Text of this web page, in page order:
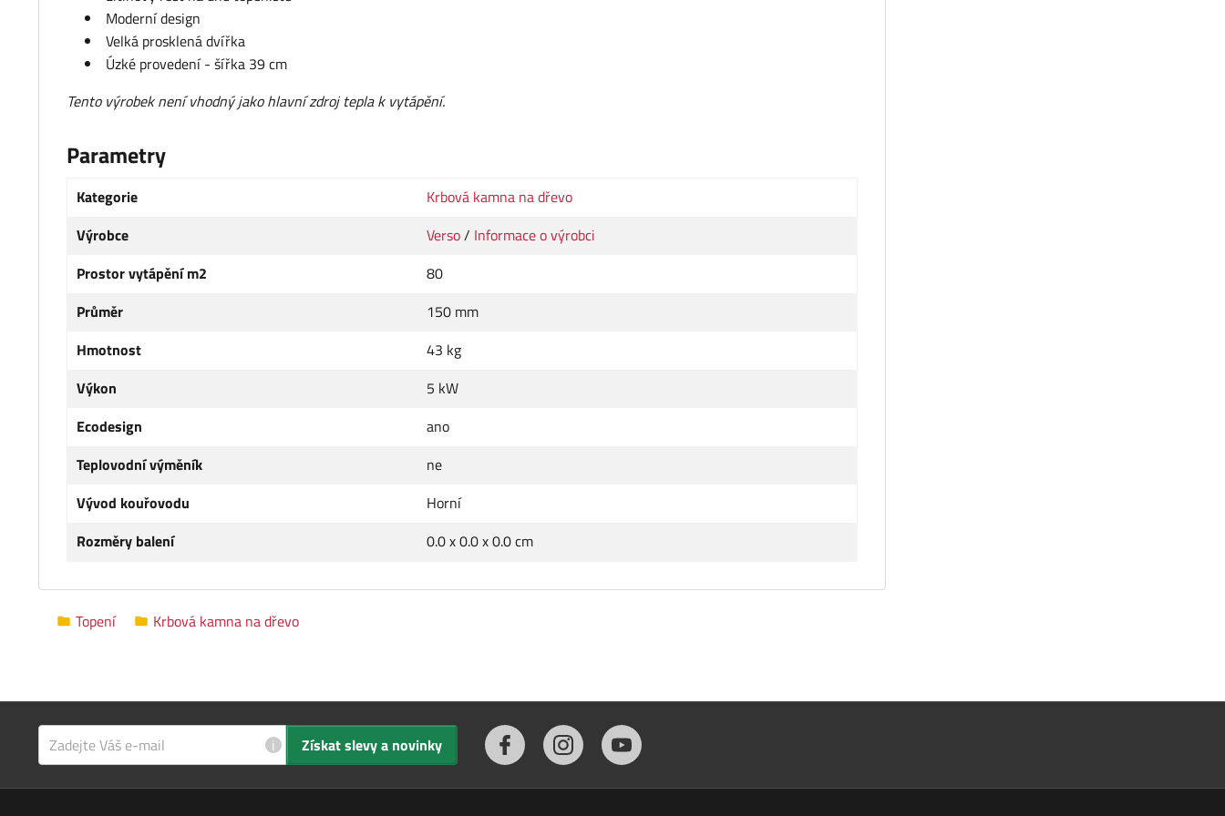
Moderní design
Velká prosklená dvířka
Úzké provedení - šířka 39 cm
Tento výrobek není vhodný jako hlavní zdroj tepla k vytápění.
Parametry
Kategorie
Krbová kamna na dřevo
Výrobce
Verso/ Informace o výrobci
Prostor vytápění m2
80
Průměr
150 mm
Hmotnost
43 kg
Výkon
5 kW
Ecodesign
ano
Teplovodní výměník
ne
Vývod kouřovodu
Horní
Rozměry balení
0.0 x 0.0 x 0.0 cm
Topení Krbová kamna na dřevo
i Získat slevy a novinky